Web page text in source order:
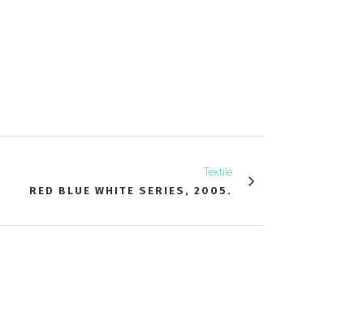
Textile
RED BLUE WHITE SERIES, 2005.